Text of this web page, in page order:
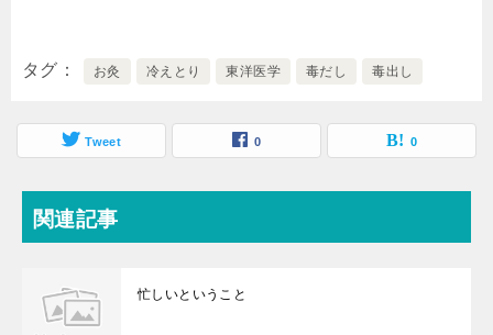
タグ お灸 冷えとり 東洋医学 毒だし 毒出し
Tweet 0 0
関連記事
忙しいということ